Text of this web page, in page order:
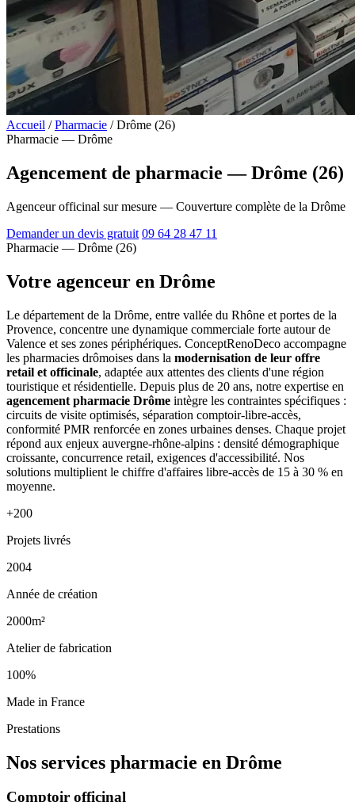
Accueil / Pharmacie / Drôme (26)
Pharmacie — Drôme
Agencement de pharmacie — Drôme (26)
Agenceur officinal sur mesure — Couverture complète de la Drôme
Demander un devis gratuit 09 64 28 47 11
Pharmacie — Drôme (26)
Votre agenceur en Drôme
Le département de la Drôme, entre vallée du Rhône et portes de la
Provence, concentre une dynamique commerciale forte autour de
Valence et ses zones périphériques. ConceptRenoDeco accompagne
les pharmacies drômoises dans la modernisation de leur offre
retail et officinale, adaptée aux attentes des clients d'une région
touristique et résidentielle. Depuis plus de 20 ans, notre expertise en
agencement pharmacie Drôme intègre les contraintes spécifiques :
circuits de visite optimisés, séparation comptoir-libre-accès,
conformité PMR renforcée en zones urbaines denses. Chaque projet
répond aux enjeux auvergne-rhône-alpins : densité démographique
croissante, concurrence retail, exigences d'accessibilité. Nos
solutions multiplient le chiffre d'affaires libre-accès de 15 à 30 % en
moyenne.
+200
Projets livrés
2004
Année de création
2000m²
Atelier de fabrication
100%
Made in France
Prestations
Nos services pharmacie en Drôme
Comptoir officinal